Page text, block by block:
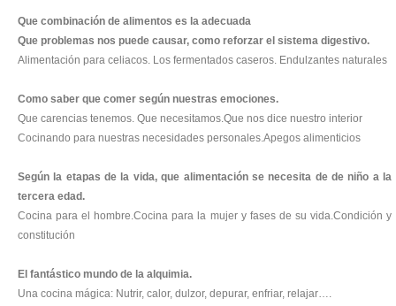
Que combinación de alimentos es la adecuada
Que problemas nos puede causar, como reforzar el sistema digestivo.
Alimentación para celiacos. Los fermentados caseros. Endulzantes naturales
Como saber que comer según nuestras emociones.
Que carencias tenemos. Que necesitamos.Que nos dice nuestro interior
Cocinando para nuestras necesidades personales.Apegos alimenticios
Según la etapas de la vida, que alimentación se necesita de de niño a la
tercera edad.
Cocina para el hombre.Cocina para la mujer y fases de su vida.Condición y
constitución
El fantástico mundo de la alquimia.
Una cocina mágica: Nutrir, calor, dulzor, depurar, enfriar, relajar….